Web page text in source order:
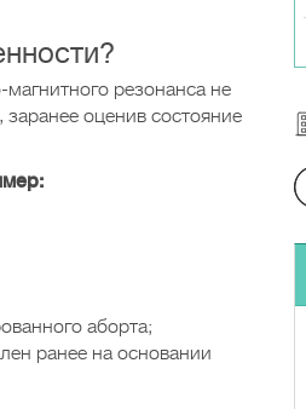
резонанса не
оценив состояние
аборта;
ранее на основании